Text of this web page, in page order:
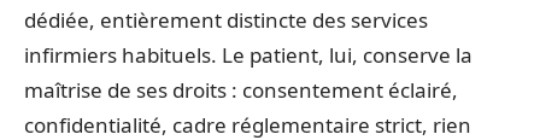
dédiée, entièrement distincte des services
infirmiers habituels. Le patient, lui, conserve la
maîtrise de ses droits : consentement éclairé,
confidentialité, cadre réglementaire strict, rien